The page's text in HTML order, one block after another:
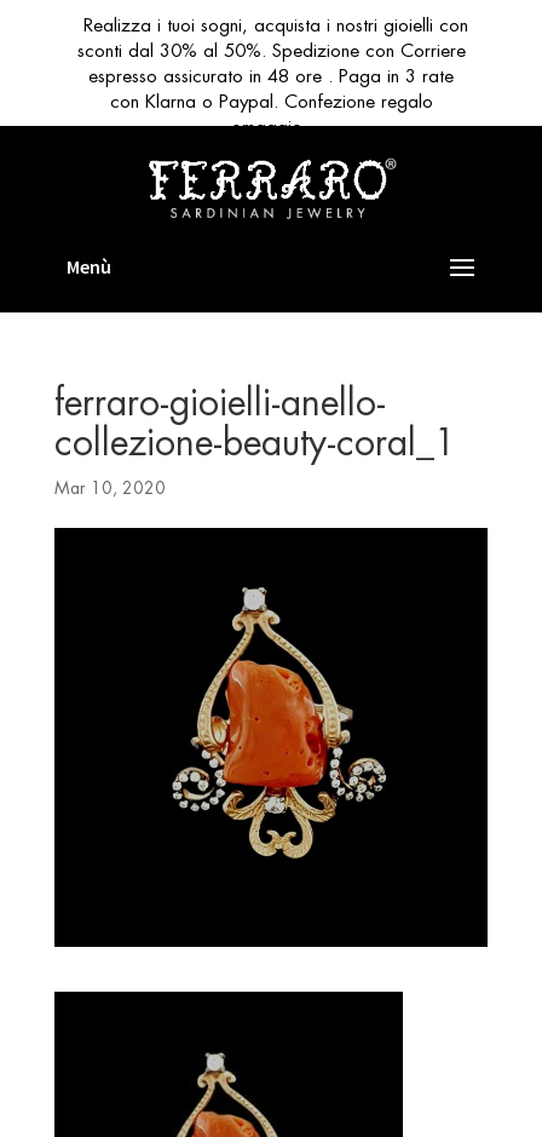
ferraro-gioielli-anello-
collezione-beauty-coral_1
Mar 10, 2020
Realizza i tuoi sogni, acquista i nostri gioielli con
sconti dal 30% al 50%. Spedizione con Corriere
espresso assicurato in 48 ore . Paga in 3 rate
con Klarna o Paypal. Confezione regalo
omaggio